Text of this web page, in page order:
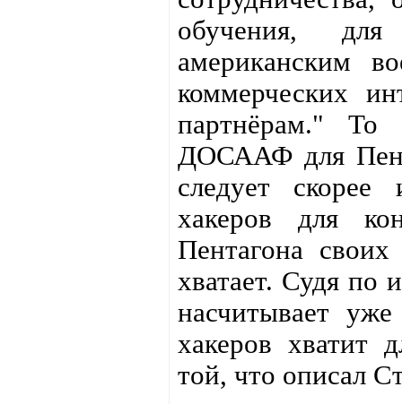
обучения,
американским
коммерческих
партнёрам." То
ДОСААФ для
следует скорее
хакеров для
Пентагона
хватает. Судя по
насчитывает
хакеров хватит
той, что описал